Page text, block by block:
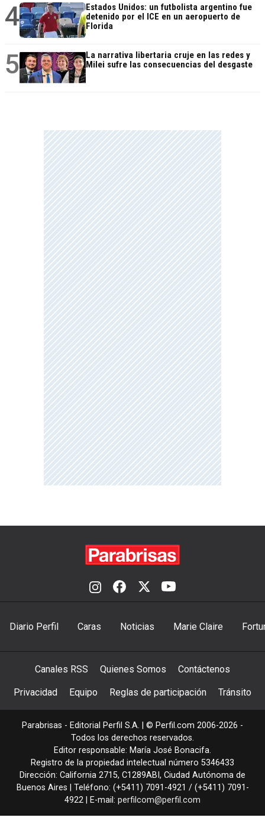
4
Estados Unidos: un futbolista argentino fue
detenido por el ICE en un aeropuerto de
Florida
5
La narrativa libertaria cruje en las redes y
Milei sufre las consecuencias del desgaste
Diario Perfil Caras Noticias Marie Claire
Canales RSS Quienes Somos Contáctenos
Privacidad Equipo Reglas de participación Tránsito
Parabrisas - Editorial Perfil S.A. | © Perfil.com 2006-2026 -
Todos los derechos reservados.
Editor responsable: María José Bonacifa.
Registro de la propiedad intelectual número 5346433
Dirección: California 2715, C1289ABI , Ciudad Autónoma de
Buenos Aires | Teléfono: (+5411) 7091-4921 / (+5411) 7091-
4922 | E-mail: perfilcom@perfil.com